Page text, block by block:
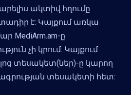
ակտիվ հղումը
է: Կայքում առկա
MediArm.am-ը
չի կրում: Կայքում
տեսակետ(ներ)-ը կարող
տեսակետի հետ: